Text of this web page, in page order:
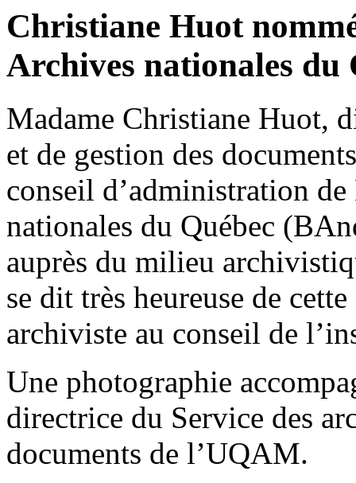
Christiane Huot
Archives nationales du
Madame Christiane Huot,
et de gestion des
conseil d’administration
nationales du Québec
auprès du milieu
se dit très heureuse de
archiviste au conseil de
Une photographie
directrice du Service des
documents de l’UQAM.